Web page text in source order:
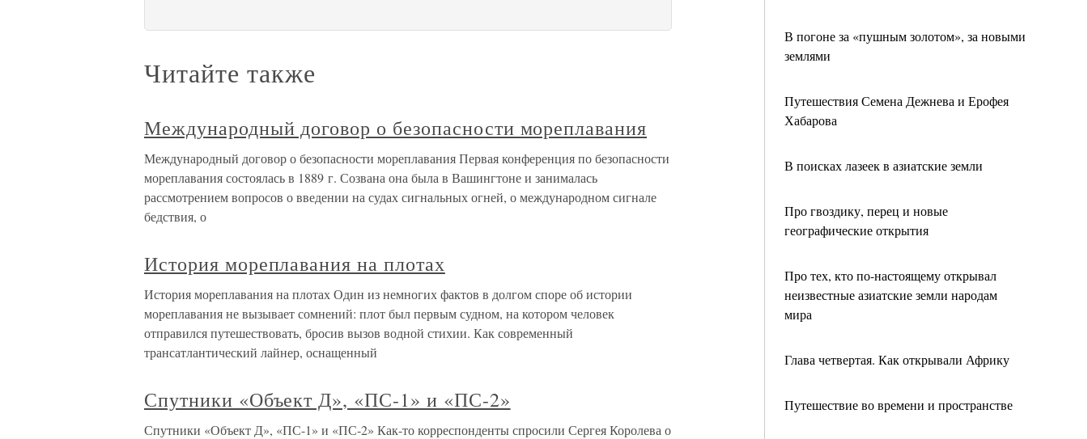
В погоне за «пушным золотом», за новыми
землями
Путешествия Семена Дежнева и Ерофея
Хабарова
В поисках лазеек в азиатские земли
Про гвоздику, перец и новые
географические открытия
Про тех, кто по-настоящему открывал
неизвестные азиатские земли народам
мира
Глава четвертая. Как открывали Африку
Путешествие во времени и пространстве
Читайте также
Международный договор о безопасности мореплавания
Международный договор о безопасности мореплавания Первая конференция по безопасности
мореплавания состоялась в 1889 г. Созвана она была в Вашингтоне и занималась
рассмотрением вопросов о введении на судах сигнальных огней, о международном сигнале
бедствия, о
История мореплавания на плотах
История мореплавания на плотах Один из немногих фактов в долгом споре об истории
мореплавания не вызывает сомнений: плот был первым судном, на котором человек
отправился путешествовать, бросив вызов водной стихии. Как современный
трансатлантический лайнер, оснащенный
Спутники «Объект Д», «ПС-1» и «ПС-2»
Спутники «Объект Д», «ПС-1» и «ПС-2» Как-то корреспонденты спросили Сергея Королева о